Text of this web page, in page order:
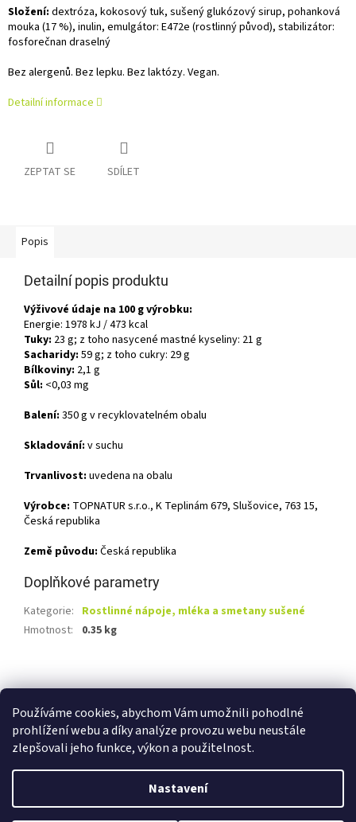
Používáme cookies, abychom Vám umožnili pohodlné
prohlížení webu a díky analýze provozu webu neustále
zlepšovali jeho funkce, výkon a použitelnost.
Nastavení
Složení: dextróza, kokosový tuk, sušený glukózový sirup, pohanková
mouka (17 %), inulin, emulgátor: E472e (rostlinný původ), stabilizátor:
fosforečnan draselný
Bez alergenů. Bez lepku. Bez laktózy. Vegan.
Detailní informace
ZEPTAT SE SDÍLET
Popis
Detailní popis produktu
Výživové údaje na 100 g výrobku:
Energie: 1978 kJ / 473 kcal
Tuky: 23 g; z toho nasycené mastné kyseliny: 21 g
Sacharidy: 59 g; z toho cukry: 29 g
Bílkoviny: 2,1 g
Sůl: <0,03 mg
Balení: 350 g v recyklovatelném obalu
Skladování: v suchu
Trvanlivost: uvedena na obalu
Výrobce: TOPNATUR s.r.o., K Teplinám 679, Slušovice, 763 15,
Česká republika
Země původu: Česká republika
Doplňkové parametry
Kategorie: Rostlinné nápoje, mléka a smetany sušené
Hmotnost: 0.35 kg
á